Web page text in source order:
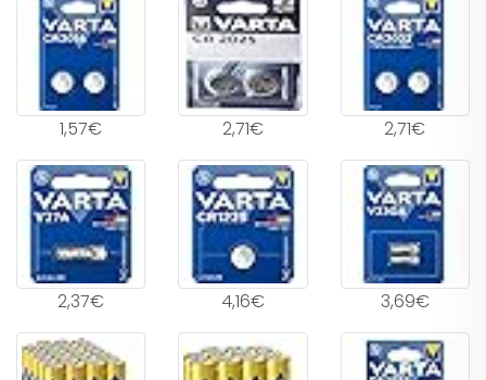
1,57€ 2,71€ 2,71€
2,37€ 4,16€ 3,69€